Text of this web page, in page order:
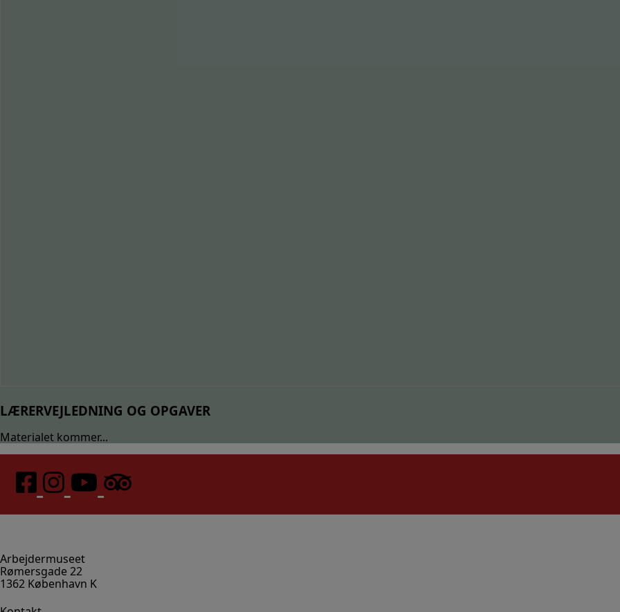
LÆRERVEJLEDNING OG OPGAVER
Materialet kommer...
Arbejdermuseet
Rømersgade 22
1362 København K